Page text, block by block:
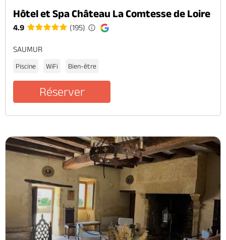
Hôtel et Spa Château La Comtesse de Loire
4.9 (195)
SAUMUR
Piscine WiFi Bien-être
Réserver